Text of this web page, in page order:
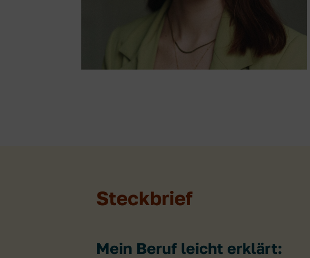
Steckbrief
Mein Beruf leicht erklärt: